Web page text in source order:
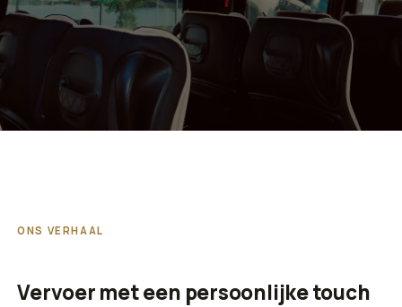
ONS VERHAAL
Vervoer met een persoonlijke touch